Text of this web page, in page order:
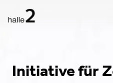
Initiative für